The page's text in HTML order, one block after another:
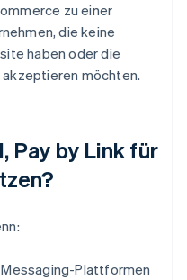
zu einer
die keine
haben oder die
möchten.
Pay by Link für
Plattformen